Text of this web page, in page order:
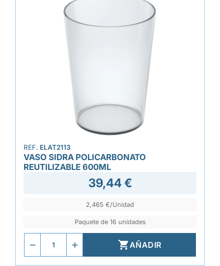
REF. ELAT2113
VASO SIDRA POLICARBONATO
REUTILIZABLE 600ML
39,44 €
2,465 €/Unidad
Paquete de 16 unidades
AÑADIR